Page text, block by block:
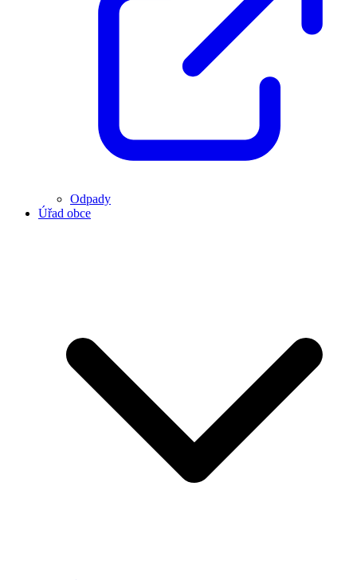
Odpady
Úřad obce